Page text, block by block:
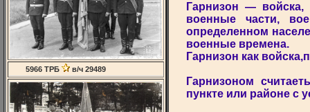
5966 ТРБ в/ч 29489
Гарнизон —
военные части,
определенном
военные времена.
Гарнизон как
Гарнизоном
пункте или районе с